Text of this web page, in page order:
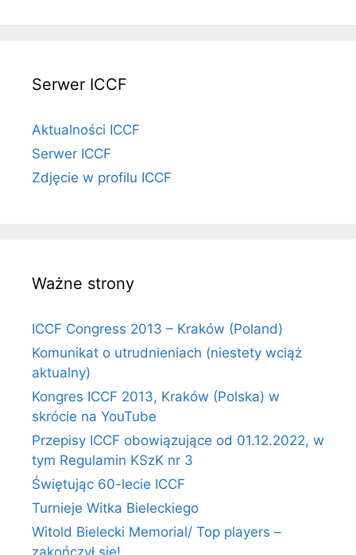
Serwer ICCF
Aktualności ICCF
Serwer ICCF
Zdjęcie w profilu ICCF
Ważne strony
ICCF Congress 2013 – Kraków (Poland)
Komunikat o utrudnieniach (niestety wciąż
aktualny)
Kongres ICCF 2013, Kraków (Polska) w
skrócie na YouTube
Przepisy ICCF obowiązujące od 01.12.2022, w
tym Regulamin KSzK nr 3
Świętując 60-lecie ICCF
Turnieje Witka Bieleckiego
Witold Bielecki Memorial/ Top players –
zakończył się!